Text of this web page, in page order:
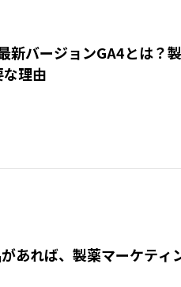
新バージョンGA4とは？
理由
あれば、製薬マーケティ